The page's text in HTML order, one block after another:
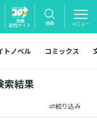
漫画
配信サイト 検索 メニュー
トノベル コミックス
索結果
絞り込み